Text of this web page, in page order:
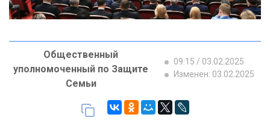
Общественный
уполномоченный по Защите
Семьи
09:15 / 03.02.2025
Изменен: 03.02.2025